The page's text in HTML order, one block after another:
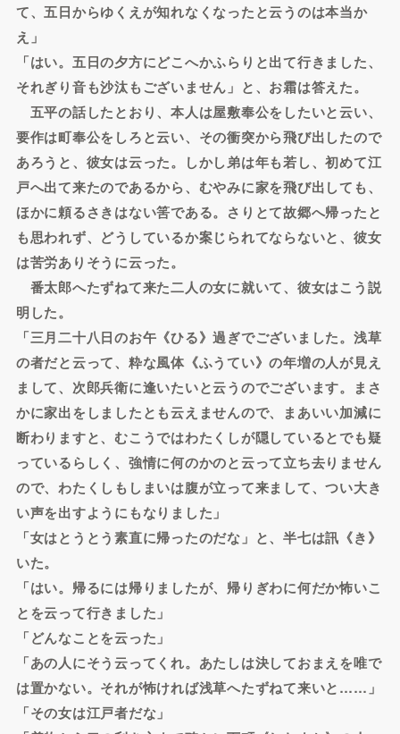
て、五日からゆくえが知れなくなったと云うのは本当か
え」
「はい。五日の夕方にどこへかふらりと出て行きました、
それぎり音も沙汰もございません」と、お霜は答えた。
五平の話したとおり、本人は屋敷奉公をしたいと云い、
要作は町奉公をしろと云い、その衝突から飛び出したので
あろうと、彼女は云った。しかし弟は年も若し、初めて江
戸へ出て来たのであるから、むやみに家を飛び出しても、
ほかに頼るさきはない筈である。さりとて故郷へ帰ったと
も思われず、どうしているか案じられてならないと、彼女
は苦労ありそうに云った。
番太郎へたずねて来た二人の女に就いて、彼女はこう説
明した。
「三月二十八日のお午《ひる》過ぎでございました。浅草
の者だと云って、粋な風体《ふうてい》の年増の人が見え
まして、次郎兵衛に逢いたいと云うのでございます。まさ
かに家出をしましたとも云えませんので、まあいい加減に
断わりますと、むこうではわたくしが隠しているとでも疑
っているらしく、強情に何のかのと云って立ち去りません
ので、わたくしもしまいは腹が立って来まして、つい大き
い声を出すようにもなりました」
「女はとうとう素直に帰ったのだな」と、半七は訊《き》
いた。
「はい。帰るには帰りましたが、帰りぎわに何だか怖いこ
とを云って行きました」
「どんなことを云った」
「あの人にそう云ってくれ。あたしは決しておまえを唯で
は置かない。それが怖ければ浅草へたずねて来いと……」
「その女は江戸者だな」